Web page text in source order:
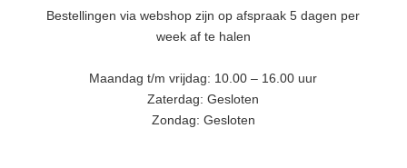
Bestellingen via webshop zijn op afspraak 5 dagen per
week af te halen
Maandag t/m vrijdag: 10.00 – 16.00 uur
Zaterdag: Gesloten
Zondag: Gesloten